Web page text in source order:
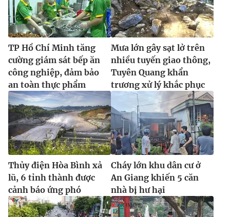
TP Hồ Chí Minh tăng
cường giám sát bếp ăn
công nghiệp, đảm bảo
an toàn thực phẩm
Mưa lớn gây sạt lở trên
nhiều tuyến giao thông,
Tuyên Quang khẩn
trương xử lý khắc phục
Thủy điện Hòa Bình xả
lũ, 6 tỉnh thành được
cảnh báo ứng phó
Cháy lớn khu dân cư ở
An Giang khiến 5 căn
nhà bị hư hại